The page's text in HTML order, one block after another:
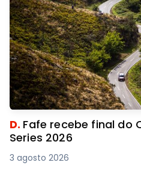
D. Fafe recebe final do
Series 2026
3 agosto 2026